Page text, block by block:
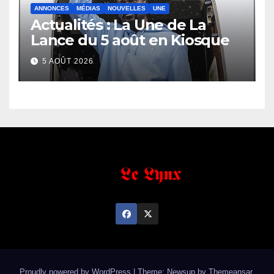
ANNONCES MÉDIAS NOUVELLES UNE
Actualités : La Une de La
Lance du 5 août en Kiosque
5 AOÛT 2026
Proudly powered by WordPress Theme: Newsup by Themeansar.